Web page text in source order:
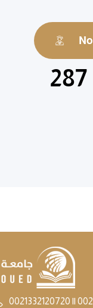
287
0021332120720 ||